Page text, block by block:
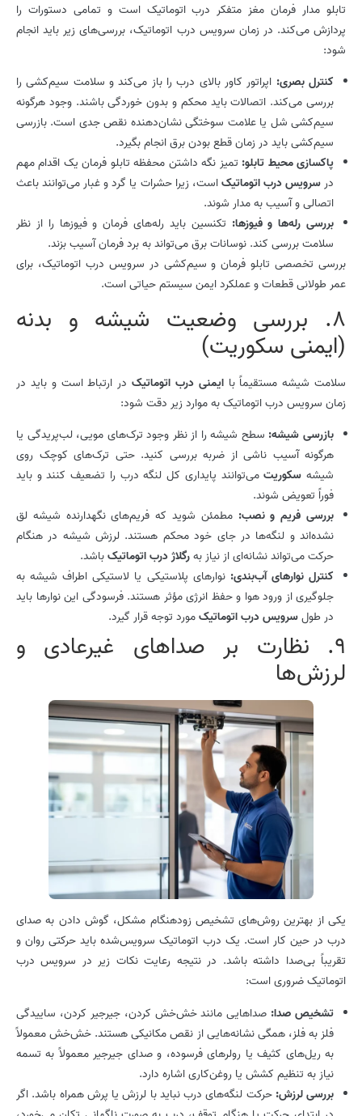
تابلو مدار فرمان مغز متفکر درب اتوماتیک است و تمامی دستورات را
پردازش می‌کند. در زمان سرویس درب اتوماتیک، بررسی‌های زیر باید انجام
شود:
کنترل بصری: اپراتور کاور بالای درب را باز می‌کند و سلامت سیم‌کشی را
بررسی می‌کند. اتصالات باید محکم و بدون خوردگی باشند. وجود هرگونه
سیم‌کشی شل یا علامت سوختگی نشان‌دهنده نقص جدی است. بازرسی
سیم‌کشی باید در زمان قطع بودن برق انجام بگیرد.
پاکسازی محیط تابلو: تمیز نگه داشتن محفظه تابلو فرمان یک اقدام مهم
درسرویس درب اتوماتیکاست، زیرا حشرات یا گرد و غبار می‌توانند باعث
اتصالی و آسیب به مدار شوند.
بررسی رله‌ها و فیوزها: تکنسین باید رله‌های فرمان و فیوزها را از نظر
سلامت بررسی کند. نوسانات برق می‌تواند به برد فرمان آسیب بزند.
بررسی تخصصی تابلو فرمان و سیم‌کشی در سرویس درب اتوماتیک، برای
عمر طولانی قطعات و عملکرد ایمن سیستم حیاتی است.
8. بررسی وضعیت شیشه و بدنه
(ایمنی سکوریت)
سلامت شیشه مستقیماً باایمنی درب اتوماتیک در ارتباط است و باید در
زمان سرویس درب اتوماتیک به موارد زیر دقت شود:
بازرسی شیشه: سطح شیشه را از نظر وجود ترک‌های مویی، لب‌پریدگی یا
هرگونه آسیب ناشی از ضربه بررسی کنید. حتی ترک‌های کوچک روی
شیشه سکوریتمی‌توانند پایداری کل لنگه درب را تضعیف کنند و باید
فوراً تعویض شوند.
بررسی فریم و نصب: مطمئن شوید که فریم‌های نگهدارنده شیشه لق
نشده‌اند و لنگه‌ها در جای خود محکم هستند. لرزش شیشه در هنگام
حرکت می‌تواند نشانه‌ای از نیاز بهرگلاژ درب اتوماتیکباشد.
کنترل نوارهای آب‌بندی: نوارهای پلاستیکی یا لاستیکی اطراف شیشه به
جلوگیری از ورود هوا و حفظ انرژی مؤثر هستند. فرسودگی این نوارها باید
در طولسرویس درب اتوماتیکمورد توجه قرار گیرد.
9. نظارت بر صداهای غیرعادی و
لرزش‌ها
یکی از بهترین روش‌های تشخیص زودهنگام مشکل، گوش دادن به صدای
درب در حین کار است. یک درب اتوماتیک سرویس‌شده باید حرکتی روان و
تقریباً بی‌صدا داشته باشد. در نتیجه رعایت نکات زیر در سرویس درب
اتوماتیک ضروری است:
تشخیص صدا: صداهایی مانند خش‌خش کردن، جیرجیر کردن، ساییدگی
فلز به فلز، همگی نشانه‌هایی از نقص مکانیکی هستند. خش‌خش معمولاً
به ریل‌های کثیف یا رولرهای فرسوده، و صدای جیرجیر معمولاً به تسمه
نیاز به تنظیم کشش یا روغن‌کاری اشاره دارد.
بررسی لرزش: حرکت لنگه‌های درب نباید با لرزش یا پرش همراه باشد. اگر